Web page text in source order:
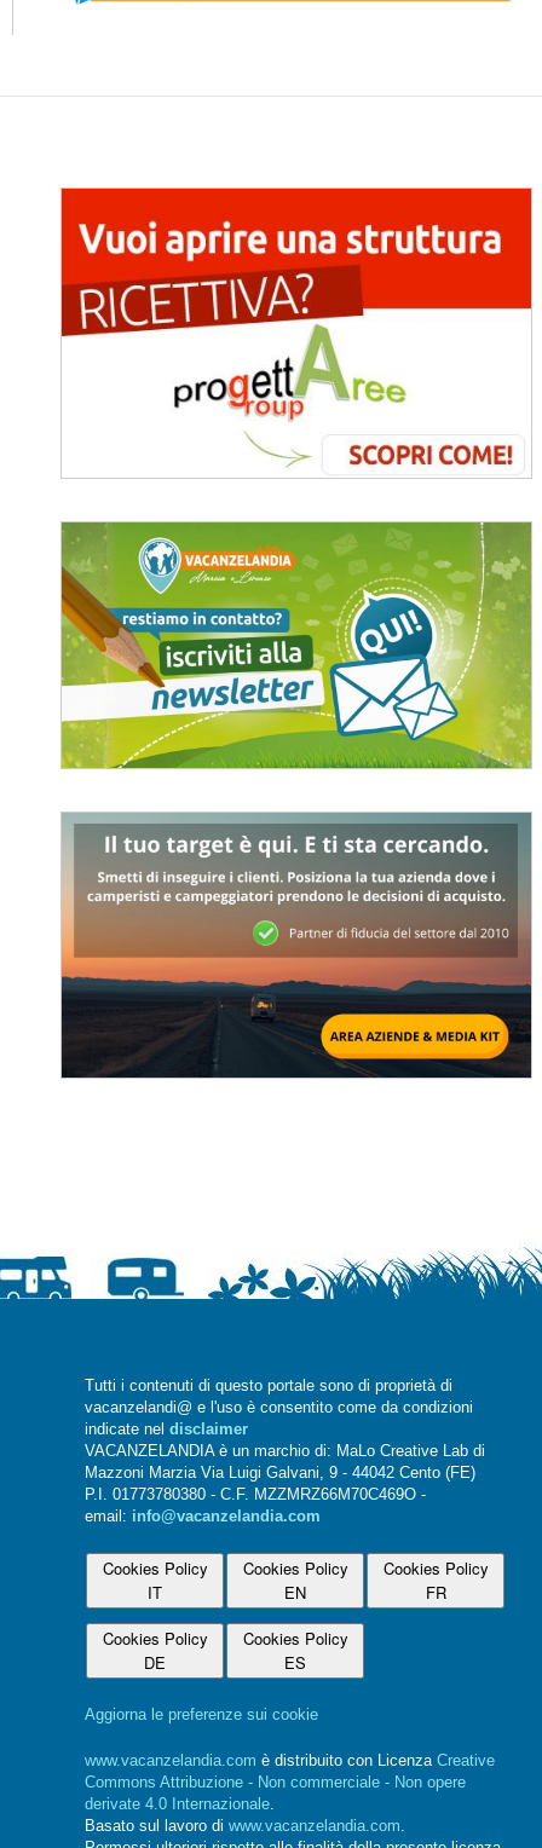
Tutti i contenuti di questo portale sono di proprietà di
vacanzelandi@ e l'uso è consentito come da condizioni
indicate nel disclaimer
VACANZELANDIA è un marchio di: MaLo Creative Lab di
Mazzoni Marzia Via Luigi Galvani, 9 - 44042 Cento (FE)
P.I. 01773780380 - C.F. MZZMRZ66M70C469O -
email: info@vacanzelandia.com
Cookies Policy
IT
Cookies Policy
EN
Cookies Policy
FR
Cookies Policy
DE
Cookies Policy
ES
Aggiorna le preferenze sui cookie
www.vacanzelandia.com è distribuito con Licenza Creative
Commons Attribuzione - Non commerciale - Non opere
derivate 4.0 Internazionale
Basato sul lavoro di www.vacanzelandia.com